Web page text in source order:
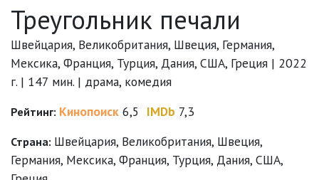
Треугольник печали
Швейцария, Великобритания, Швеция, Германия,
Мексика, Франция, Турция, Дания, США, Греция | 2022
г. | 147 мин. | драма, комедия
Рейтинг: Кинопоиск 6,5 IMDb 7,3
Страна: Швейцария, Великобритания, Швеция,
Германия, Мексика, Франция, Турция, Дания, США,